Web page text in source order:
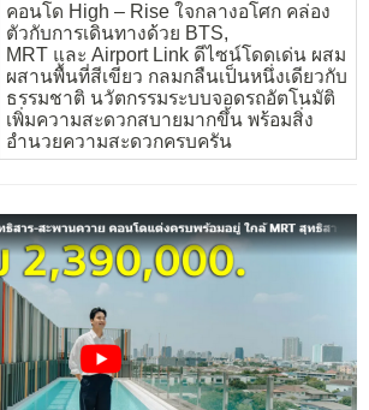
คอนโด High – Rise ใจกลางอโศก คล่อง
ตัวกับการเดินทางด้วย BTS,
MRT และ Airport Link ดีไซน์โดดเด่น ผสม
ผสานพื้นที่สีเขียว กลมกลืนเป็นหนึ่งเดียวกับ
ธรรมชาติ นวัตกรรมระบบจอดรถอัตโนมัติ
เพิ่มความสะดวกสบายมากขึ้น พร้อมสิ่ง
อำนวยความสะดวกครบครัน